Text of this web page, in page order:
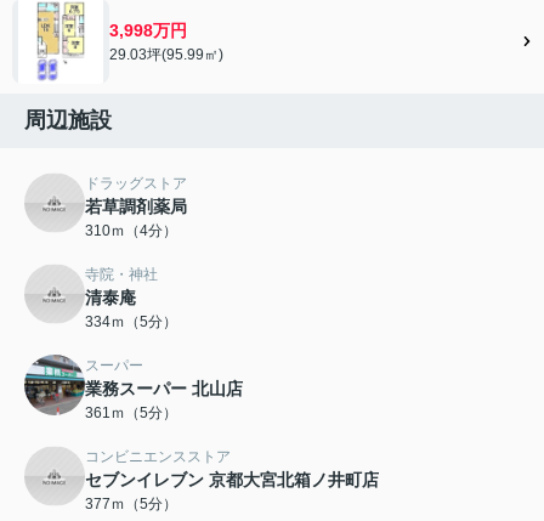
3,998万円
29.03坪(95.99㎡)
周辺施設
ドラッグストア
若草調剤薬局
310ｍ（4分）
寺院・神社
清泰庵
334ｍ（5分）
スーパー
業務スーパー 北山店
361ｍ（5分）
コンビニエンスストア
セブンイレブン 京都大宮北箱ノ井町店
377ｍ（5分）